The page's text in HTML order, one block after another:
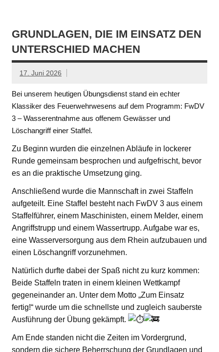
GRUNDLAGEN, DIE IM EINSATZ DEN
UNTERSCHIED MACHEN
17. Juni 2026
Bei unserem heutigen Übungsdienst stand ein echter
Klassiker des Feuerwehrwesens auf dem Programm: FwDV
3 – Wasserentnahme aus offenem Gewässer und
Löschangriff einer Staffel.
Zu Beginn wurden die einzelnen Abläufe in lockerer
Runde gemeinsam besprochen und aufgefrischt, bevor
es an die praktische Umsetzung ging.
Anschließend wurde die Mannschaft in zwei Staffeln
aufgeteilt. Eine Staffel besteht nach FwDV 3 aus einem
Staffelführer, einem Maschinisten, einem Melder, einem
Angriffstrupp und einem Wassertrupp. Aufgabe war es,
eine Wasserversorgung aus dem Rhein aufzubauen und
einen Löschangriff vorzunehmen.
Natürlich durfte dabei der Spaß nicht zu kurz kommen:
Beide Staffeln traten in einem kleinen Wettkampf
gegeneinander an. Unter dem Motto „Zum Einsatz
fertig!“ wurde um die schnellste und zugleich sauberste
Ausführung der Übung gekämpft.
Am Ende standen nicht die Zeiten im Vordergrund,
sondern die sichere Beherrschung der Grundlagen und